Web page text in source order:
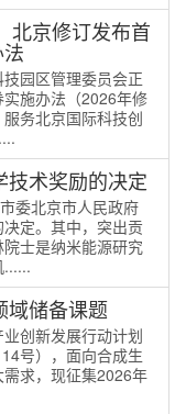
北京修订发布首
园区管理委员会正
施办法（2026年修
务北京国际科技创
术奖励的决定
委北京市人民政府
定。其中，突出贡
士是纳米能源研究
......
域储备课题
创新发展行动计划
号），面向合成生
求，现征集2026年